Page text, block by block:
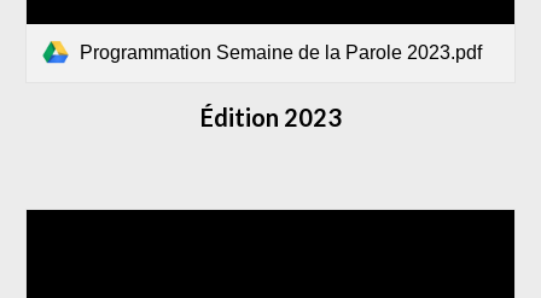
Programmation Semaine de la Parole 2023.pdf
Édition 2023